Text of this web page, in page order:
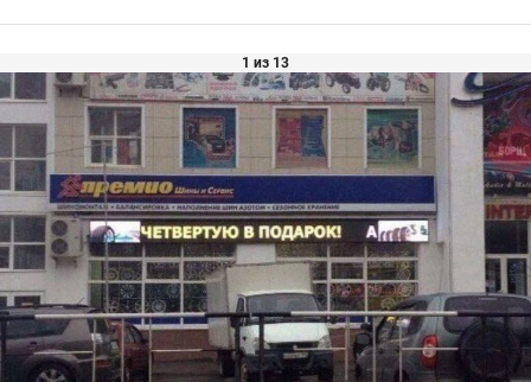
1 из 13